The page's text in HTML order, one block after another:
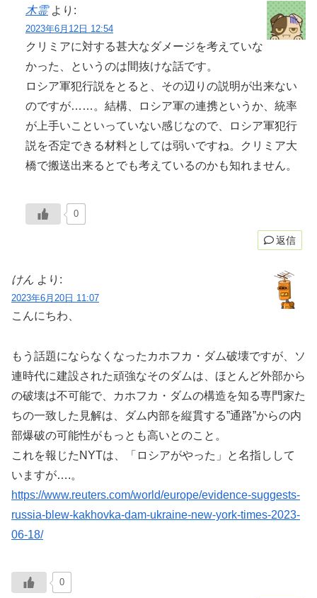
木霊 より:
2023年6月12日 12:54
クリミアに対する甚大なダメージを考えていな
かった、というのは間抜けな話です。
ロシア軍犯行説をとると、その辺りの説明が出来ない
のですが……。結構、ロシア軍の連携というか、統率
が上手いこといっていない感じなので、ロシア軍犯行
説を否定できる材料としては弱いですね。クリミア大
橋で搬送出来るとでも考えているのかも知れません。
0
返信
けん より:
2023年6月20日 11:07
こんにちわ、
もう話題にならなくなったカホフカ・ダム破壊ですが、ソ
連時代に建設された頑強なそのダムは、ほとんど外部から
の破壊は不可能で、カホフカ・ダムの構造を知る専門家た
ちの一致した見解は、ダム内部を縦貫する”通路”からの内
部爆破の可能性がもっとも高いとのこと。
これを報じたNYTは、「ロシアがやった」と名指しして
いますが….。
https://www.reuters.com/world/europe/evidence-suggests-
russia-blew-kakhovka-dam-ukraine-new-york-times-2023-
06-18/
0